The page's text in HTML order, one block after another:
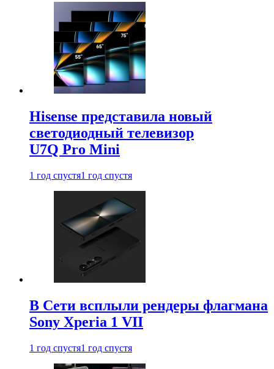
Hisense представила новый
светодиодный телевизор
U7Q Pro Mini
1 год спустя1 год спустя
В Сети всплыли рендеры флагмана
Sony Xperia 1 VII
1 год спустя1 год спустя